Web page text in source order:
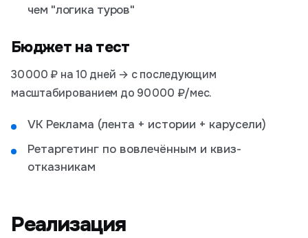
чем "логика туров"
Бюджет на тест
30 000 ₽ на 10 дней → с последующим
масштабированием до 90 000 ₽/мес.
VK Реклама (лента + истории + карусели)
Ретаргетинг по вовлечённым и квиз-
отказникам
Реализация